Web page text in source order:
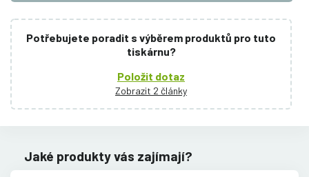
Potřebujete poradit s výběrem produktů pro tuto
tiskárnu?
Položit dotaz
Zobrazit 2 články
Jaké produkty vás zajímají?